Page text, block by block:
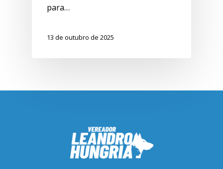
para…
13 de outubro de 2025